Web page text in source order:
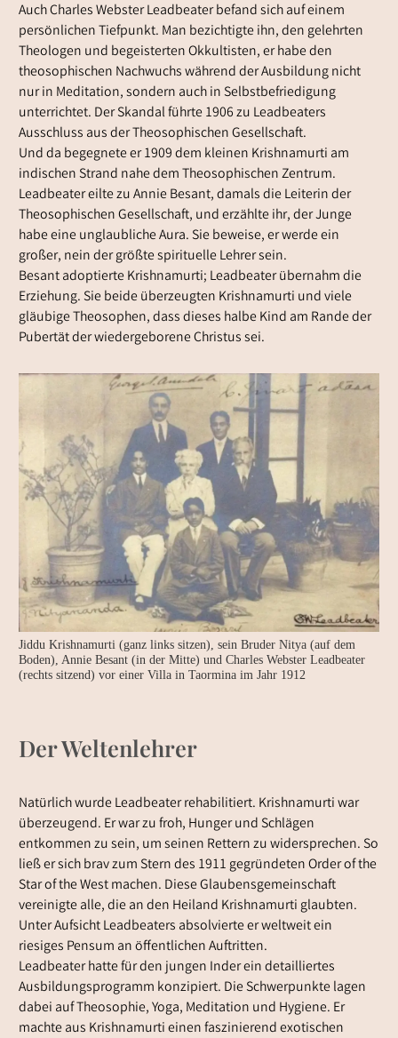
Auch Charles Webster Leadbeater befand sich auf einem
persönlichen Tiefpunkt. Man bezichtigte ihn, den gelehrten
Theologen und begeisterten Okkultisten, er habe den
theosophischen Nachwuchs während der Ausbildung nicht
nur in Meditation, sondern auch in Selbstbefriedigung
unterrichtet. Der Skandal führte 1906 zu Leadbeaters
Ausschluss aus der Theosophischen Gesellschaft.
Und da begegnete er 1909 dem kleinen Krishnamurti am
indischen Strand nahe dem Theosophischen Zentrum.
Leadbeater eilte zu Annie Besant, damals die Leiterin der
Theosophischen Gesellschaft, und erzählte ihr, der Junge
habe eine unglaubliche Aura. Sie beweise, er werde ein
großer, nein der größte spirituelle Lehrer sein.
Besant adoptierte Krishnamurti; Leadbeater übernahm die
Erziehung. Sie beide überzeugten Krishnamurti und viele
gläubige Theosophen, dass dieses halbe Kind am Rande der
Pubertät der wiedergeborene Christus sei.
Jiddu Krishnamurti (ganz links sitzen), sein Bruder Nitya (auf dem
Boden), Annie Besant (in der Mitte) und Charles Webster Leadbeater
(rechts sitzend) vor einer Villa in Taormina im Jahr 1912
Der Weltenlehrer
Natürlich wurde Leadbeater rehabilitiert. Krishnamurti war
überzeugend. Er war zu froh, Hunger und Schlägen
entkommen zu sein, um seinen Rettern zu widersprechen. So
ließ er sich brav zum Stern des 1911 gegründeten Order of the
Star of the West machen. Diese Glaubensgemeinschaft
vereinigte alle, die an den Heiland Krishnamurti glaubten.
Unter Aufsicht Leadbeaters absolvierte er weltweit ein
riesiges Pensum an öffentlichen Auftritten.
Leadbeater hatte für den jungen Inder ein detailliertes
Ausbildungsprogramm konzipiert. Die Schwerpunkte lagen
dabei auf Theosophie, Yoga, Meditation und Hygiene. Er
machte aus Krishnamurti einen faszinierend exotischen